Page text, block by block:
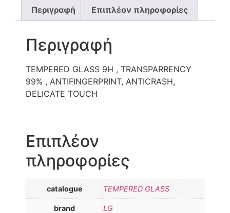
Περιγραφή Επιπλέον πληροφορίες
Περιγραφή
TEMPERED GLASS 9H , TRANSPARRENCY
99% , ANTIFINGERPRINT, ANTICRASH,
DELICATE TOUCH
Επιπλέον
πληροφορίες
catalogue TEMPERED GLASS
brand LG